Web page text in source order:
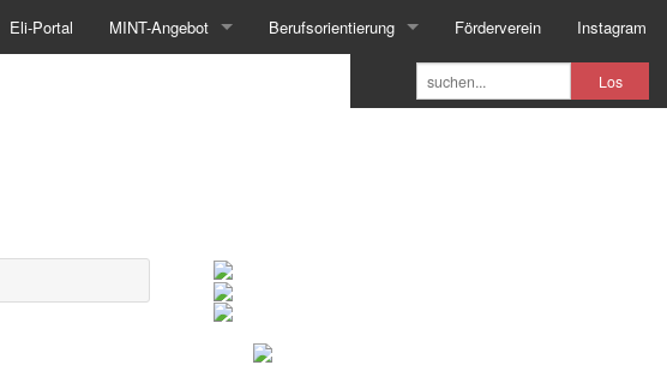
Eli-Portal MINT-Angebot Berufsorientierung Förderverein Instagram
Los